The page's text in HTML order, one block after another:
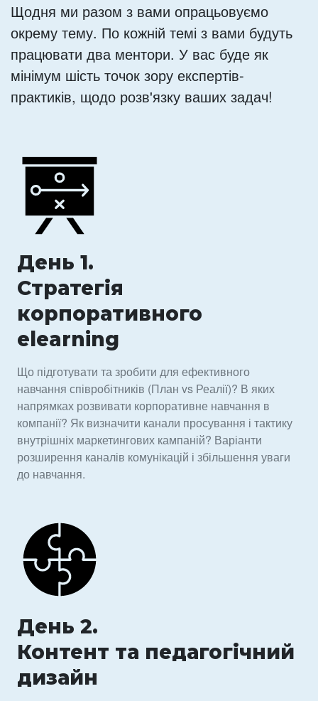
Щодня ми разом з вами опрацьовуємо
окрему тему. По кожній темі з вами будуть
працювати два ментори. У вас буде як
мінімум шість точок зору експертів-
практиків, щодо розв'язку ваших задач!
День 1.
Стратегія
корпоративного
elearning
Що підготувати та зробити для ефективного
навчання співробітників (План vs Реалії)? В яких
напрямках розвивати корпоративне навчання в
компанії? Як визначити канали просування і тактику
внутрішніх маркетингових кампаній? Варіанти
розширення каналів комунікацій і збільшення уваги
до навчання.
День 2.
Контент та педагогічний
дизайн